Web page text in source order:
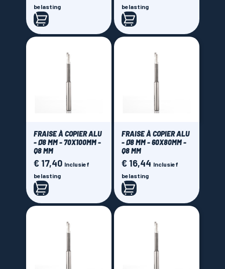
belasting
belasting
FRAISE À COPIER ALU
- Ø8 MM - 70X100MM -
Q8 MM
Prijs
€ 17,40 Inclusief
belasting
FRAISE À COPIER ALU
- Ø8 MM - 60X80MM -
Q8 MM
Prijs
€ 16,44 Inclusief
belasting